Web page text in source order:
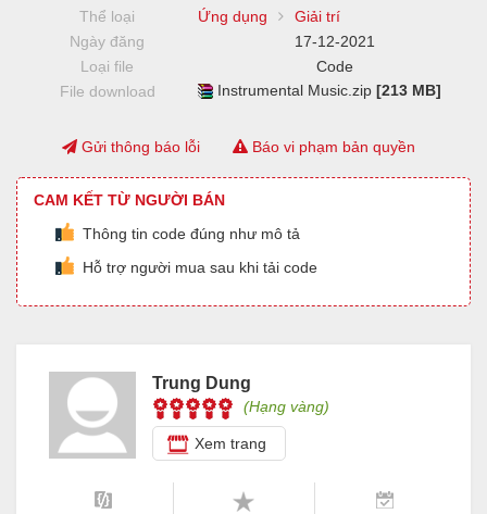
Thể loại
Ứng dụng
Giải trí
Ngày đăng
17-12-2021
Loại file
Code
File download
Instrumental Music.zip[213 MB]
Gửi thông báo lỗi Báo vi phạm bản quyền
CAM KẾT TỪ NGƯỜI BÁN
Thông tin code đúng như mô tả
Hỗ trợ người mua sau khi tải code
Trung Dung
(Hạng vàng)
Xem trang